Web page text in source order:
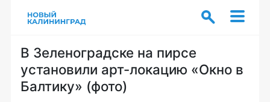
В Зеленоградске на пирсе
установили арт-локацию «Окно в
Балтику» (фото)